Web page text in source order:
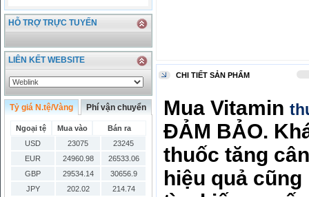
HỖ TRỢ TRỰC TUYẾN
LIÊN KẾT WEBSITE
Tỷ giá N.tệ/Vàng Phí vận chuyển
Ngoại tệ Mua vào
Bán ra
USD
23075
23245
EUR
24960.98
26533.06
GBP
29534.14
30656.9
JPY
202.02
214.74
CHI TIẾT SẢN PHẨM
Mua Vitamin
ĐẢM BẢO.
thuốc tăng
hiệu quả